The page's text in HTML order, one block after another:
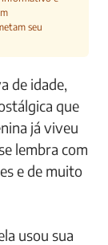
seu
que
já viveu
lembra com
e de muito
usou sua